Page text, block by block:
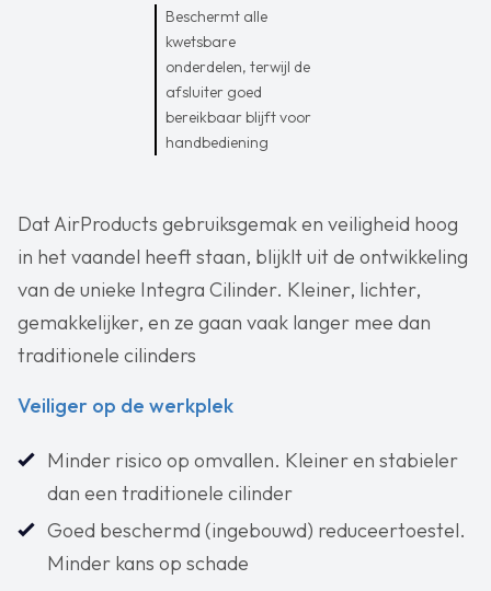
‍Beschermt alle
kwetsbare
onderdelen, terwijl de
afsluiter goed
bereikbaar blijft voor
handbediening
Dat AirProducts gebruiksgemak en veiligheid hoog
in het vaandel heeft staan, blijklt uit de ontwikkeling
van de unieke Integra Cilinder. Kleiner, lichter,
gemakkelijker, en ze gaan vaak langer mee dan
traditionele cilinders
Veiliger op de werkplek
Minder risico op omvallen. Kleiner en stabieler
dan een traditionele cilinder
‍Goed beschermd (ingebouwd) reduceertoestel.
Minder kans op schade